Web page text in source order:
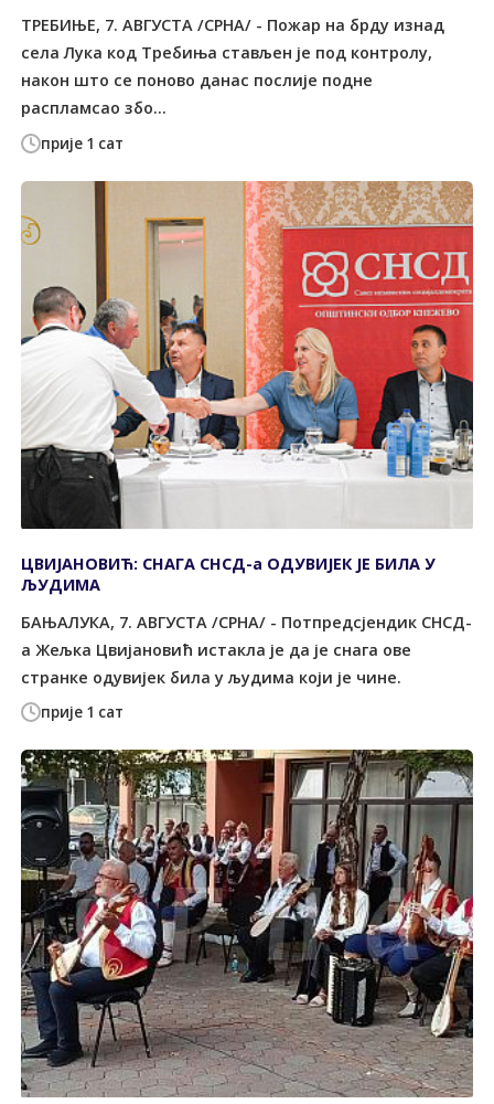
прије 1 сат
ТРЕБИЊЕ, 7. АВГУСТА /СРНА/ - Пожар на брду изнад
села Лука код Tребиња стављен је под контролу,
након што се поново данас послије подне
распламсао збо...
прије 1 сат
ЦВИЈАНОВИЋ: СНАГА СНСД-а ОДУВИЈЕК ЈЕ БИЛА У
ЉУДИМА
БАЊАЛУКА, 7. АВГУСТА /СРНА/ - Потпредсјендик СНСД-
а Жељка Цвијановић истакла је да је снага ове
странке одувијек била у људима који је чине.